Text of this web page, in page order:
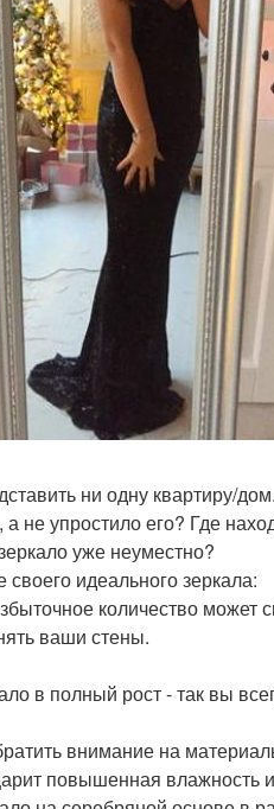
ни одну квартиру/
не упростило его? Где
уже неуместно?
идеального зеркала:
количество может
ваши стены.
в полный рост - так вы
внимание на
повышенная влажность